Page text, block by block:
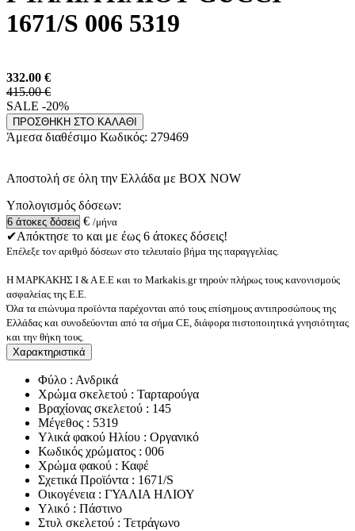
1671/S 006 5319
332.00 €
415.00 €
SALE -20%
ΠΡΟΣΘΗΚΗ ΣΤΟ ΚΑΛΑΘΙ
Άμεσα διαθέσιμο Κωδικός: 279469
Αποστολή σε όλη την Ελλάδα με BOX NOW
Υπολογισμός δόσεων:
€ /μήνα
✔Απόκτησε το και με έως 6 άτοκες δόσεις!
Επέλεξε τον αριθμό δόσεων στο τελευταίο βήμα της παραγγελίας.
Η ΜΑΡΚΑΚΗΣ Ι & Α Ε.Ε και το Markakis.gr τηρούν πλήρως τους κανονισμούς
ασφαλείας της Ε.Ε.
Όλα τα επώνυμα προϊόντα παρέχονται από τους επίσημους αντιπροσώπους της
Ελλάδας και συνοδεύονται από τα σήμα CE, διάφορα πιστοποιητικά γνησιότητας
και την θήκη τους.
Χαρακτηριστικά
Φύλο : Ανδρικά
Χρώμα σκελετού : Ταρταρούγα
Βραχίονας σκελετού : 145
Μέγεθος : 5319
Υλικά φακού Ηλίου : Οργανικό
Κωδικός χρώματος : 006
Χρώμα φακού : Καφέ
Σχετικά Προϊόντα : 1671/S
Οικογένεια : ΓΥΑΛΙΑ ΗΛΙΟΥ
Υλικό : Πάστινο
Στυλ σκελετού : Τετράγωνο